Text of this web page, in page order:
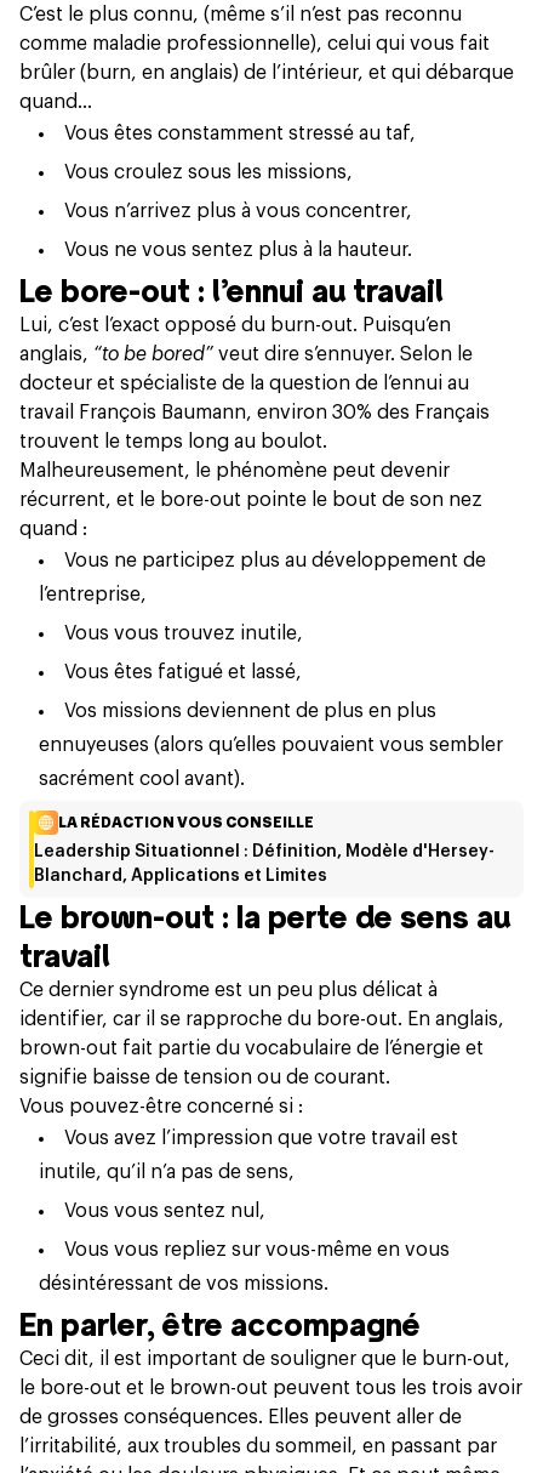
C’est le plus connu, (même s’il n’est pas reconnu
comme maladie professionnelle), celui qui vous fait
brûler (burn, en anglais) de l’intérieur, et qui débarque
quand…
Vous êtes constamment stressé au taf,
Vous croulez sous les missions,
Vous n’arrivez plus à vous concentrer,
Vous ne vous sentez plus à la hauteur.
Le bore-out : l’ennui au travail
Lui, c’est l’exact opposé du burn-out. Puisqu’en
anglais, “to be bored” veut dire s’ennuyer. Selon le
docteur et spécialiste de la question de l’ennui au
travail François Baumann, environ 30% des Français
trouvent le temps long au boulot.
Malheureusement, le phénomène peut devenir
récurrent, et le bore-out pointe le bout de son nez
quand :
Vous ne participez plus au développement de
l’entreprise,
Vous vous trouvez inutile,
Vous êtes fatigué et lassé,
Vos missions deviennent de plus en plus
ennuyeuses (alors qu’elles pouvaient vous sembler
sacrément cool avant).
LA RÉDACTION VOUS CONSEILLE
Leadership Situationnel : Définition, Modèle d'Hersey-
Blanchard, Applications et Limites
Le brown-out : la perte de sens au
travail
Ce dernier syndrome est un peu plus délicat à
identifier, car il se rapproche du bore-out. En anglais,
brown-out fait partie du vocabulaire de l’énergie et
signifie baisse de tension ou de courant.
Vous pouvez-être concerné si :
Vous avez l’impression que votre travail est
inutile, qu’il n’a pas de sens,
Vous vous sentez nul,
Vous vous repliez sur vous-même en vous
désintéressant de vos missions.
En parler, être accompagné
Ceci dit, il est important de souligner que le burn-out,
le bore-out et le brown-out peuvent tous les trois avoir
de grosses conséquences. Elles peuvent aller de
l’irritabilité, aux troubles du sommeil, en passant par